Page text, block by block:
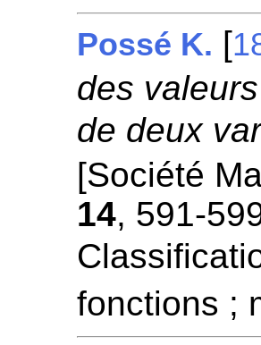
Possé K. [
des
de deux
[Société
14, 591-
fonctions ;